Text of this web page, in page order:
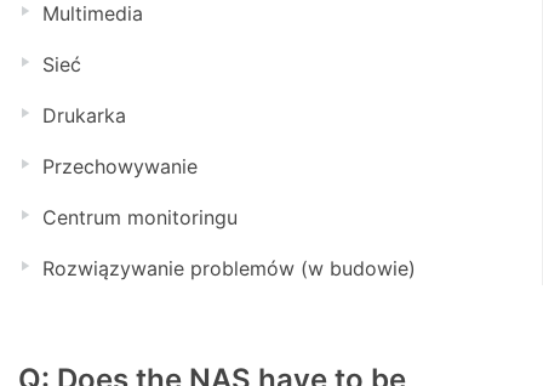
Multimedia
Sieć
Drukarka
Przechowywanie
Centrum monitoringu
Rozwiązywanie problemów (w budowie)